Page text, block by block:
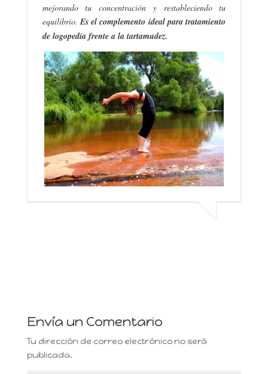
mejorando tu concentración y restableciendo tu
equilibrio.Es el complemento ideal para tratamiento
de logopedia frente a la tartamudez.
Envía un Comentario
Tu dirección de correo electrónico no será
publicada.